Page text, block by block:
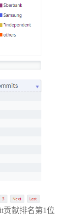
贡献排名第1位